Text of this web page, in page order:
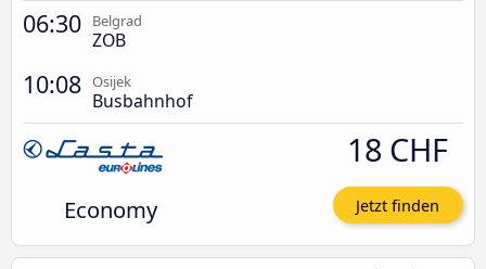
06:30 Belgrad
ZOB
10:08 Osijek
Busbahnhof
Economy
18 CHF
Jetzt finden